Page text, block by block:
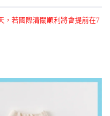
，若國際清關順利將會提前在7